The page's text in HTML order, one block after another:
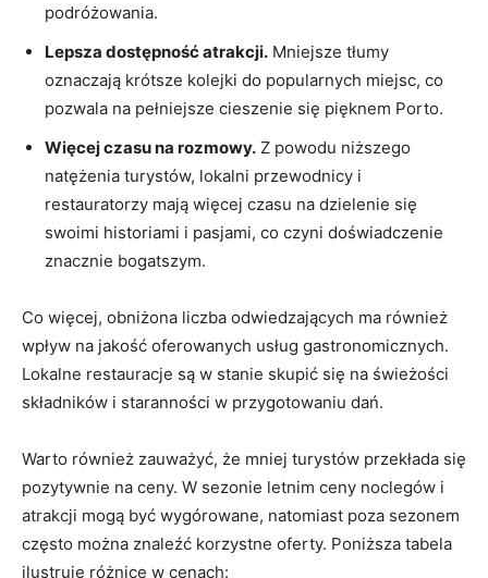
podróżowania.
Lepsza dostępność atrakcji. Mniejsze tłumy
oznaczają krótsze kolejki do popularnych miejsc, co
pozwala na pełniejsze cieszenie się pięknem Porto.
Więcej⁣ czasu na rozmowy. Z powodu niższego
natężenia turystów, lokalni przewodnicy i
‍restauratorzy mają więcej⁤ czasu na dzielenie się
swoimi historiami‌ i⁤ pasjami, co czyni doświadczenie
znacznie bogatszym.
Co⁢ więcej, obniżona liczba ‍odwiedzających ma‍ również
wpływ na ‌jakość oferowanych usług gastronomicznych.
⁢Lokalne‌ restauracje są w ⁢stanie skupić się na świeżości
składników i staranności w przygotowaniu ‍dań.
Warto również zauważyć, że mniej turystów przekłada się
pozytywnie​ na⁣ ceny. W sezonie letnim ceny noclegów i
atrakcji mogą być‍ wygórowane, natomiast poza sezonem
często można znaleźć korzystne oferty. Poniższa tabela
ilustruje różnice w cenach: